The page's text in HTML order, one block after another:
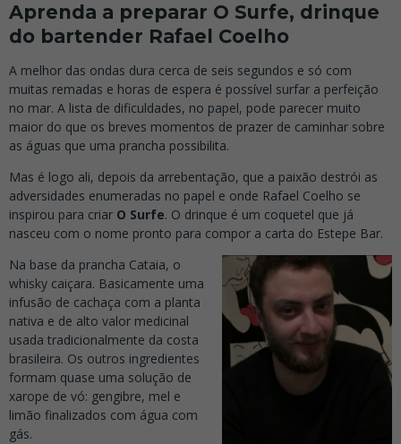
Aprenda a preparar O Surfe, drinque
do bartender Rafael Coelho
A melhor das ondas dura cerca de seis segundos e só com
muitas remadas e horas de espera é possível surfar a perfeição
no mar. A lista de dificuldades, no papel, pode parecer muito
maior do que os breves momentos de prazer de caminhar sobre
as águas que uma prancha possibilita.
Mas é logo ali, depois da arrebentação, que a paixão destrói as
adversidades enumeradas no papel e onde Rafael Coelho se
inspirou para criar O Surfe. O drinque é um coquetel que já
nasceu com o nome pronto para compor a carta do Estepe Bar.
Na base da prancha Cataia, o
whisky caiçara. Basicamente uma
infusão de cachaça com a planta
nativa e de alto valor medicinal
usada tradicionalmente da costa
brasileira. Os outros ingredientes
formam quase uma solução de
xarope de vó: gengibre, mel e
limão finalizados com água com
gás.